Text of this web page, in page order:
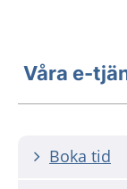
Våra e-
Boka tid